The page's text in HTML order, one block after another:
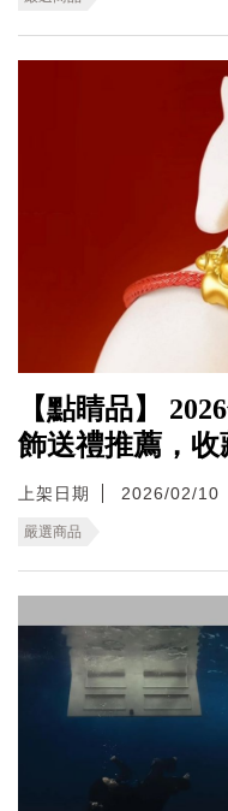
【點睛品】
飾送禮推薦，
上架日期 2026/02/10
嚴選商品